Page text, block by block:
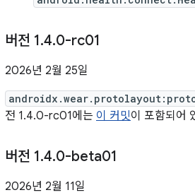
버전 1.4.0-rc01
2026년 2월 25일
전 1.4.0-rc01에는 이 커밋이 포함되어
버전 1.4.0-beta01
2026년 2월 11일